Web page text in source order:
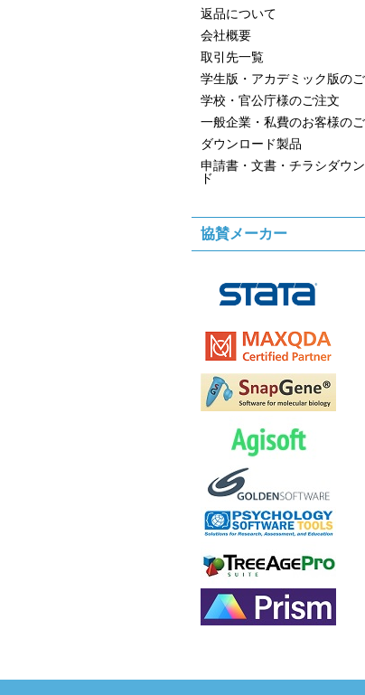
返品について
会社概要
取引先一覧
学生版・アカデミック版の
学校・官公庁様のご注文
一般企業・私費のお客様の
ダウンロード製品
申請書・文書・チラシダウ
ド
協賛メーカー